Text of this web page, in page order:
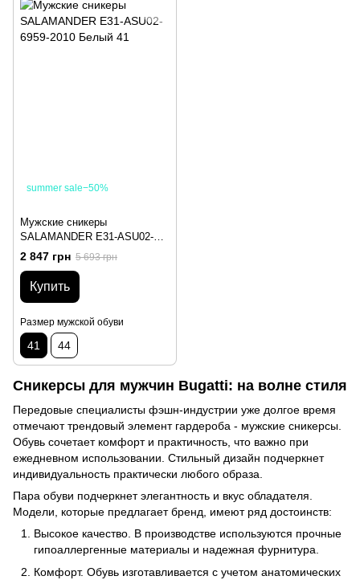
summer sale−50%
Мужские сникеры
SALAMANDER E31-ASU02-
6959-2010 Белый 41
2 847 грн 5 693 грн
Купить
Размер мужской обуви
41 44
Сникерсы для мужчин Bugatti: на волне стиля
Передовые специалисты фэшн-индустрии уже долгое время
отмечают трендовый элемент гардероба - мужские сникерсы.
Обувь сочетает комфорт и практичность, что важно при
ежедневном использовании. Стильный дизайн подчеркнет
индивидуальность практически любого образа.
Пара обуви подчеркнет элегантность и вкус обладателя.
Модели, которые предлагает бренд, имеют ряд достоинств:
Высокое качество. В производстве используются прочные
гипоаллергенные материалы и надежная фурнитура.
Комфорт. Обувь изготавливается с учетом анатомических